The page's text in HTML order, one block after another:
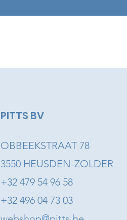
PITTS BV
OBBEEKSTRAAT 78
3550 HEUSDEN-ZOLDER
+32 479 54 96 58
+32 496 04 73 03